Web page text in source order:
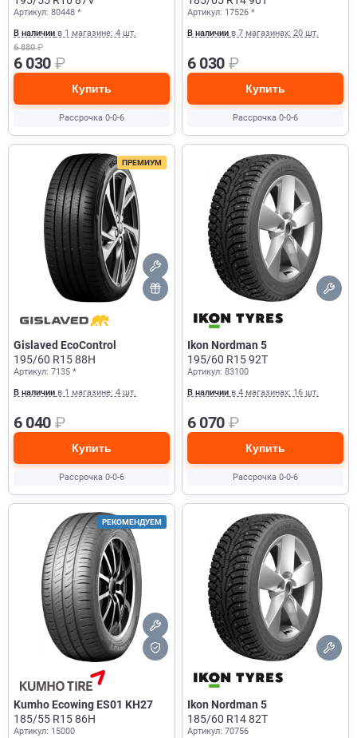
Артикул: 80448 *
В наличии в 1 магазине: 4 шт.
6 880₽
6 030 ₽
Купить
Рассрочка 0-0-6
Артикул: 17526 *
В наличии в 7 магазинах: 20 шт.
6 030 ₽
Купить
Рассрочка 0-0-6
ПРЕМИУМ
Gislaved EcoControl
195/60 R15 88H
Артикул: 7135 *
В наличии в 1 магазине: 4 шт.
6 040 ₽
Купить
Рассрочка 0-0-6
Ikon Nordman 5
195/60 R15 92T
Артикул: 83100
В наличии в 4 магазинах: 16 шт.
6 070 ₽
Купить
Рассрочка 0-0-6
РЕКОМЕНДУЕМ
Kumho Ecowing ES01 KH27
185/55 R15 86H
Артикул: 15000
Ikon Nordman 5
185/60 R14 82T
Артикул: 70756